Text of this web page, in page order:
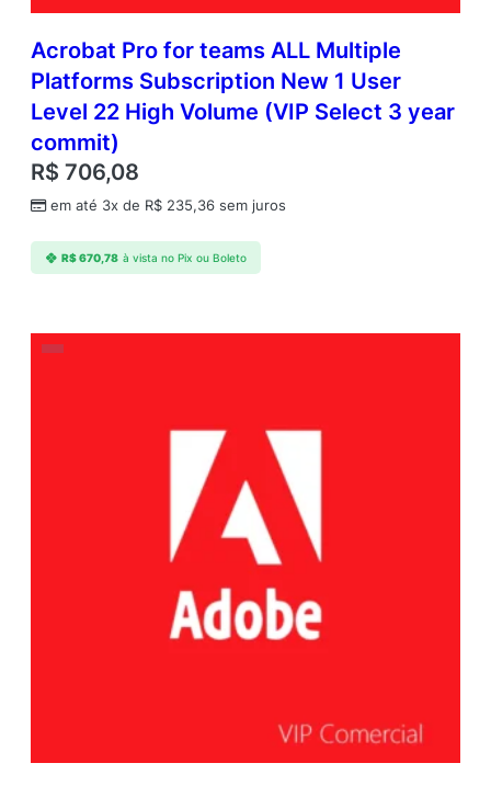
Acrobat Pro for teams ALL Multiple
Platforms Subscription New 1 User
Level 22 High Volume (VIP Select 3 year
commit)
R$ 706,08
em até 3x de R$ 235,36 sem juros
R$670,78 à vista no Pix ou Boleto